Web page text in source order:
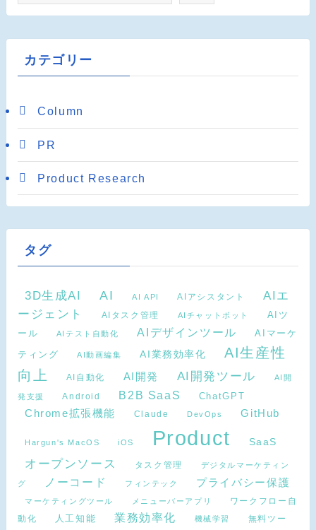
カテゴリー
Column
PR
Product Research
タグ
3D生成AI AI AI API AIアシスタント
AIエ
ージェント
AIタスク管理 AIチャットボット
AIツ
ール
AIテスト自動化 AIデザインツール
AIマーケ
ティング
AI動画編集 AI業務効率化
AI生産性
向上
AI自動化 AI開発 AI開発ツール AI開
発支援 Android B2B SaaS ChatGPT
Chrome拡張機能 Claude DevOps GitHub
Hargun's MacOS iOS Product SaaS
オープンソース タスク管理 デジタルマーケティン
グ ノーコード フィンテック プライバシー保護
マーケティングツール メニューバーアプリ
ワークフロー自
動化
人工知能 業務効率化 機械学習 無料ツー